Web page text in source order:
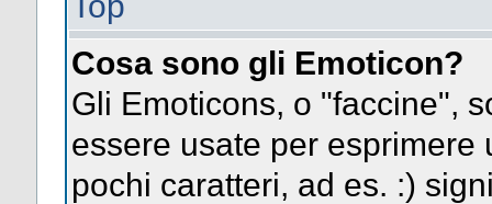
Cosa sono gli Emoticon?
Gli Emoticons, o "faccine",
essere usate per
pochi caratteri, ad es. :)